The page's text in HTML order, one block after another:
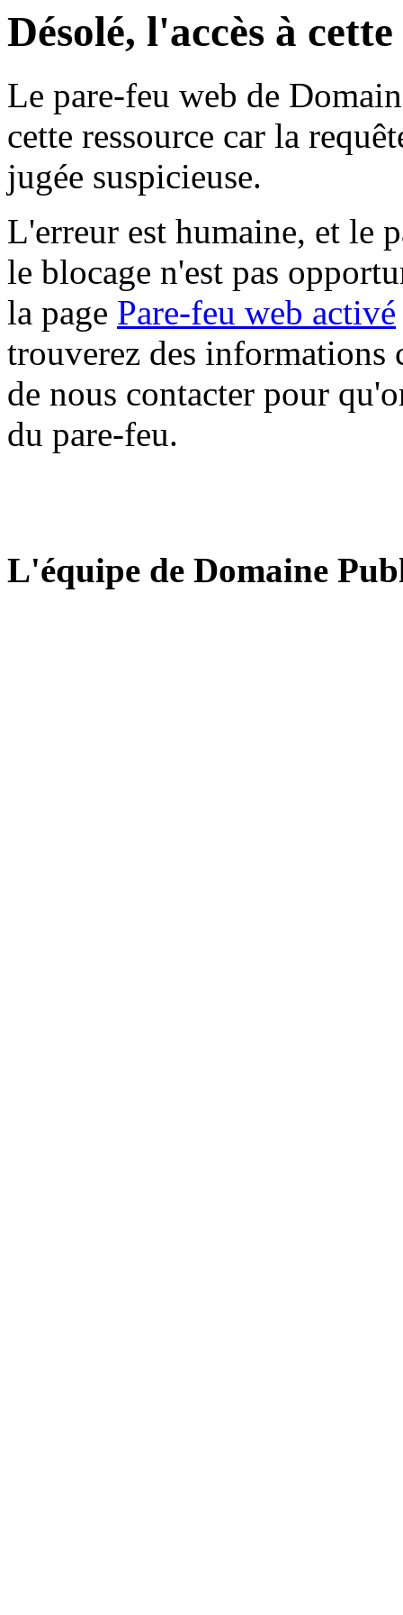
Désolé, l'accès à
Le pare-feu web de
cette ressource car la
jugée suspicieuse.
L'erreur est humaine, et le
le blocage n'est pas
la page Pare-feu web activé
trouverez des informations
de nous contacter pour
du pare-feu.
L'équipe de Domaine